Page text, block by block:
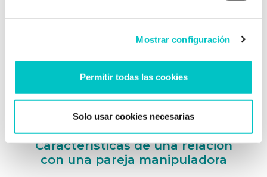
Mostrar configuración
Permitir todas las cookies
Solo usar cookies necesarias
22/06/2020
Características de una relación
con una pareja manipuladora